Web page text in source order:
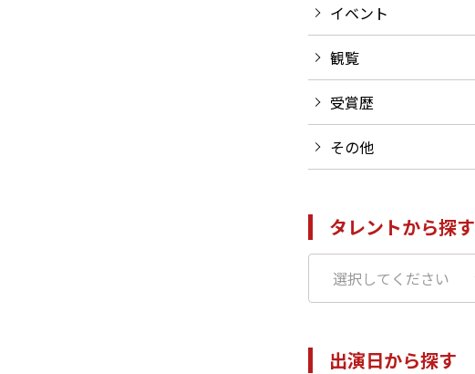
イベント
観覧
受賞歴
その他
タレントから探す
出演日から探す